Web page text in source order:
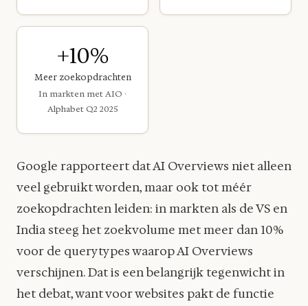
+10%
Meer zoekopdrachten
In markten met AIO ·
Alphabet Q2 2025
Google rapporteert dat AI Overviews niet alleen
veel gebruikt worden, maar ook tot méér
zoekopdrachten leiden: in markten als de VS en
India steeg het zoekvolume met meer dan 10%
voor de querytypes waarop AI Overviews
verschijnen. Dat is een belangrijk tegenwicht in
het debat, want voor websites pakt de functie